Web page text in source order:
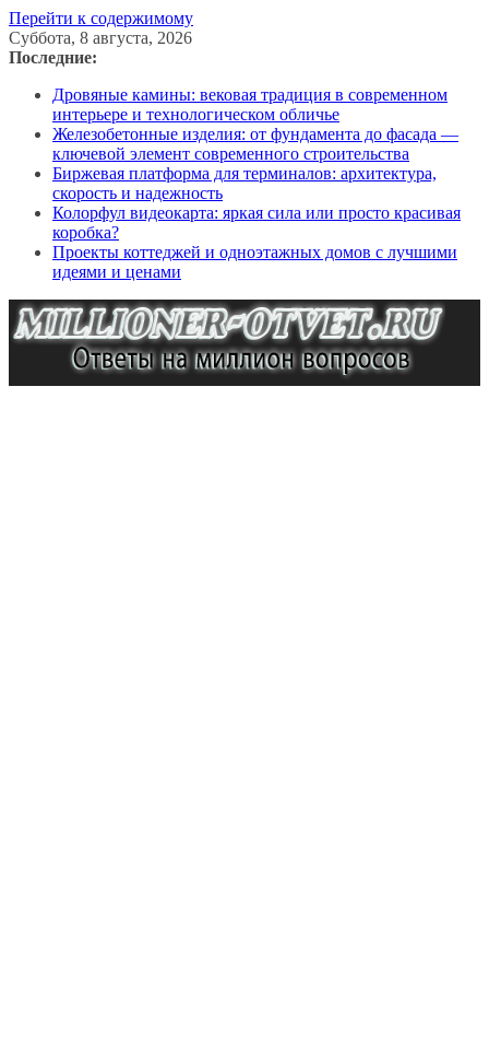
Перейти к содержимому
Суббота, 8 августа, 2026
Последние:
Дровяные камины: вековая традиция в современном
интерьере и технологическом обличье
Железобетонные изделия: от фундамента до фасада —
ключевой элемент современного строительства
Биржевая платформа для терминалов: архитектура,
скорость и надежность
Колорфул видеокарта: яркая сила или просто красивая
коробка?
Проекты коттеджей и одноэтажных домов с лучшими
идеями и ценами